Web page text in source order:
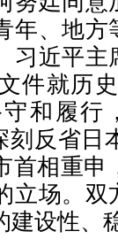
年、地
习近平
件就历
和履行
刻反省
首相重申
立场。
建设性、